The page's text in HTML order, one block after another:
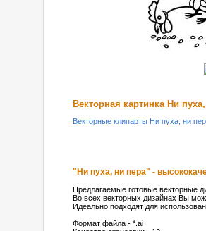
Векторная картинка Ни
Векторные клипарты Ни пуха, ни
"Ни пуха, ни пера" -
Предлагаемые готовые векторные
Во всех векторных дизайнах Вы
Идеально подходят для
Формат файла - *.ai